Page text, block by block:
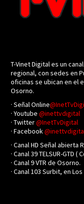
T-Vinet Digital es un
regional, con sedes en
oficinas se ubican en el
Osorno.
· Señal Online
· Youtube@inettvdigital
· Twitter@InetTvDigital
· Facebook
· Canal HD Señal abierta
· Canal 39 TELSUR-GTD
· Canal 9 VTR de Osorno.
· Canal 103 Surbit, en